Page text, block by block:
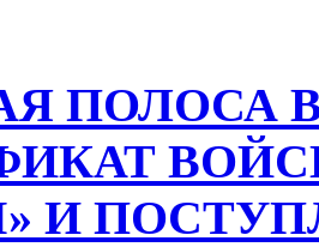
ПОЛОСА
И